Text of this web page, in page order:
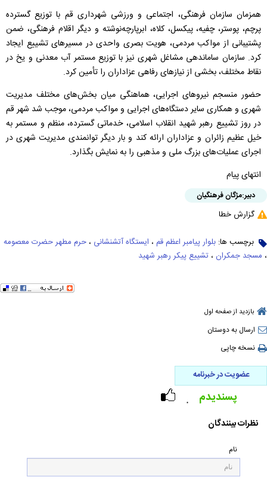
همزمان سازمان فرهنگی، اجتماعی و ورزشی شهرداری قم با توزیع گسترده
پرچم، پوستر، چفیه، پیکسل، کلاه، ابرپارچه‌نوشته و دیگر اقلام فرهنگی، ضمن
پشتیبانی از مواکب مردمی، هویت بصری واحدی در مسیر‌های تشییع ایجاد
کرد. سازمان ساماندهی مشاغل شهری نیز با توزیع مستمر آب معدنی و یخ در
نقاط مختلف، بخشی از نیاز‌های رفاهی عزاداران را تأمین کرد.
حضور منسجم نیرو‌های اجرایی، هماهنگی میان بخش‌های مختلف مدیریت
شهری و همکاری سایر دستگاه‌های اجرایی و مواکب مردمی، موجب شد شهر قم
در روز تشییع رهبر شهید انقلاب اسلامی، خدماتی گسترده، منظم و مستمر به
خیل عظیم زائران و عزاداران ارائه کند و بار دیگر توانمندی مدیریت شهری در
اجرای عملیات‌های بزرگ ملی و مذهبی را به نمایش بگذارد.
انتهای پیام
دبیر:مژگان فرهنگیان
گزارش خطا
برچسب ها: بلوار پیامبر اعظم قم ، ایستگاه آتشنشانی ، حرم مطهر حضرت معصومه
، مسجد جمکران ، تشییع پیکر رهبر شهید
بازدید از صفحه اول
ارسال به دوستان
نسخه چاپی
عضویت در خبرنامه
۰ پسندیدم
نظرات بینندگان
نام